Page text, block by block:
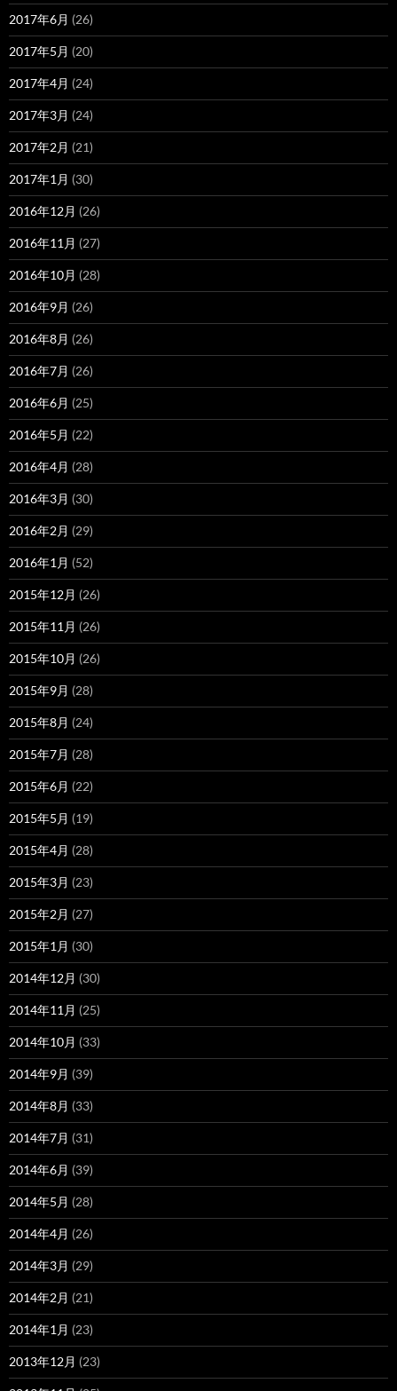
2017年6月 (26)
2017年5月 (20)
2017年4月 (24)
2017年3月 (24)
2017年2月 (21)
2017年1月 (30)
2016年12月 (26)
2016年11月 (27)
2016年10月 (28)
2016年9月 (26)
2016年8月 (26)
2016年7月 (26)
2016年6月 (25)
2016年5月 (22)
2016年4月 (28)
2016年3月 (30)
2016年2月 (29)
2016年1月 (52)
2015年12月 (26)
2015年11月 (26)
2015年10月 (26)
2015年9月 (28)
2015年8月 (24)
2015年7月 (28)
2015年6月 (22)
2015年5月 (19)
2015年4月 (28)
2015年3月 (23)
2015年2月 (27)
2015年1月 (30)
2014年12月 (30)
2014年11月 (25)
2014年10月 (33)
2014年9月 (39)
2014年8月 (33)
2014年7月 (31)
2014年6月 (39)
2014年5月 (28)
2014年4月 (26)
2014年3月 (29)
2014年2月 (21)
2014年1月 (23)
2013年12月 (23)